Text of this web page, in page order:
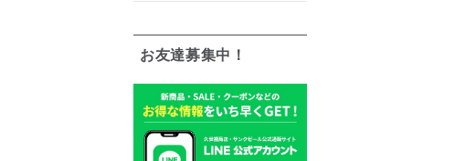
お友達募集中！